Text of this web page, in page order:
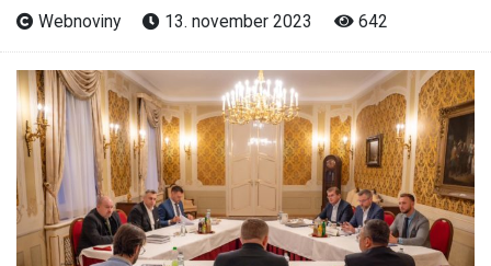
Webnoviny 13. november 2023 642